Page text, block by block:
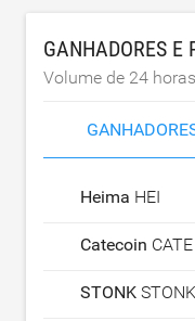
GANHADORES E
Volume de 24
Heima HEI
Catecoin CATE
STONK STONK